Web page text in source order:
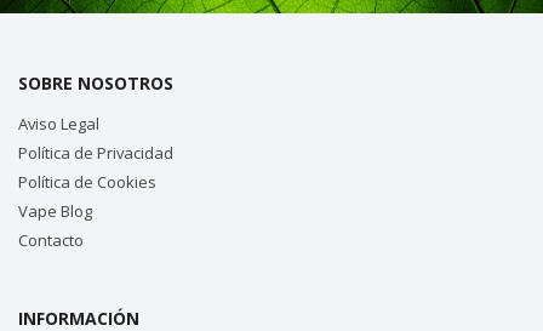
SOBRE NOSOTROS
Aviso Legal
Política de Privacidad
Política de Cookies
Vape Blog
Contacto
INFORMACIÓN